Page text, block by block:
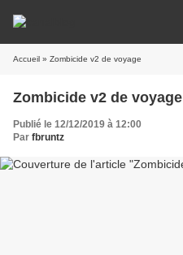
Accueil » Zombicide v2 de voyage
Zombicide v2 de voyage
Publié le 12/12/2019 à 12:00
Par fbruntz